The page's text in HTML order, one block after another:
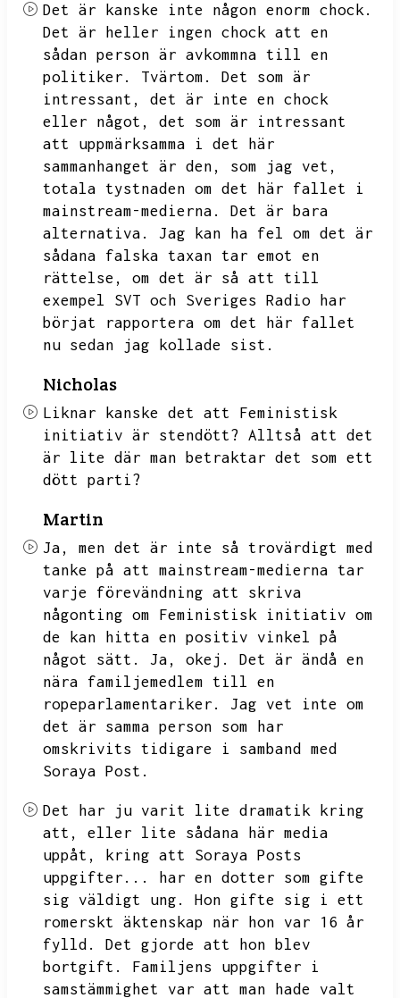
Det är kanske inte någon enorm chock.
Det är heller ingen chock att en
sådan person är avkommna till en
politiker.
Tvärtom.
Det som är
intressant,
det är inte en chock
eller något,
det som är intressant
att uppmärksamma i det här
sammanhanget är den,
som jag vet,
totala tystnaden om det här fallet i
mainstream-medierna.
Det är bara
alternativa.
Jag kan ha fel om det är
sådana falska taxan tar emot en
rättelse,
om det är så att till
exempel SVT och Sveriges Radio har
börjat rapportera om det här fallet
nu sedan jag kollade sist.
Nicholas
Liknar kanske det att Feministisk
initiativ är stendött? Alltså att det
är lite där man betraktar det som ett
dött parti?
Martin
Ja,
men det är inte så trovärdigt med
tanke på att mainstream-medierna tar
varje förevändning att skriva
någonting om Feministisk initiativ om
de kan hitta en positiv vinkel på
något sätt.
Ja, okej.
Det är ändå en
nära familjemedlem till en
ropeparlamentariker.
Jag vet inte om
det är samma person som har
omskrivits tidigare i samband med
Soraya Post.
Det har ju varit lite dramatik kring
att,
eller lite sådana här media
uppåt,
kring att Soraya Posts
uppgifter...
har en dotter som gifte
sig väldigt ung.
Hon gifte sig i ett
romerskt äktenskap när hon var 16 år
fylld.
Det gjorde att hon blev
bortgift.
Familjens uppgifter i
samstämmighet var att man hade valt